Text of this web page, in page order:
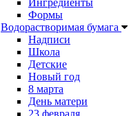
Формы
Водорастворимая бумага
Надписи
Школа
Детские
Новый год
8 марта
День матери
23 февраля